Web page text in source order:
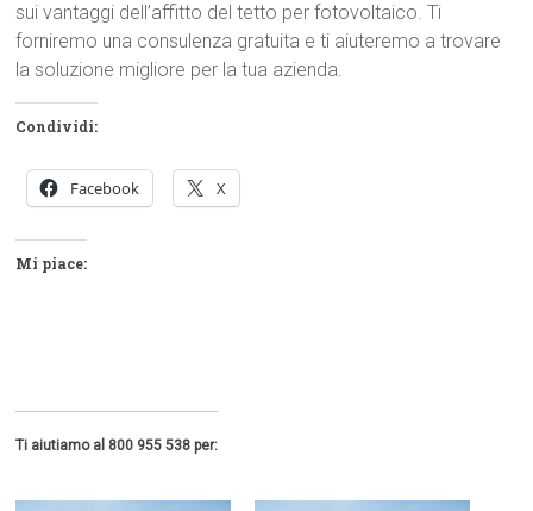
sui vantaggi dell’affitto del tetto per fotovoltaico. Ti
forniremo una consulenza gratuita e ti aiuteremo a trovare
la soluzione migliore per la tua azienda.
Condividi:
Facebook X
Mi piace:
Ti aiutiamo al 800 955 538 per: